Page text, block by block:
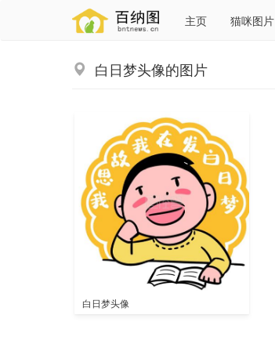
主页 猫咪图片
白日梦头像的图片
白日梦头像